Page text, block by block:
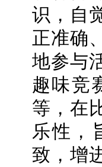
识，自
正准确
地参与
趣味竞
等，在
乐性，
致，增